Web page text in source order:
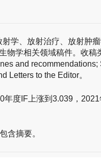
学、放射治疗、放射肿
物学相关领域稿件。收稿
and recommendations;
Letters to the Editor。
度IF上涨到3.039，
含摘要。